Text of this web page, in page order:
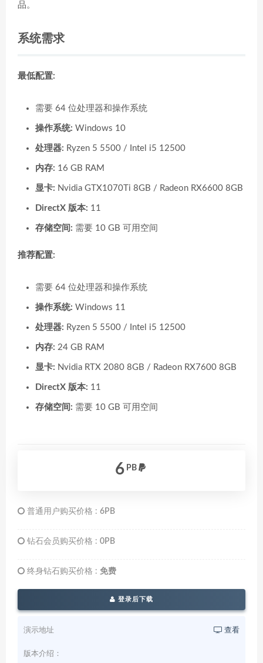
品。
系统需求
最低配置:
需要 64 位处理器和操作系统
操作系统: Windows 10
处理器: Ryzen 5 5500 / Intel i5 12500
内存: 16 GB RAM
显卡: Nvidia GTX1070Ti 8GB / Radeon RX6600 8GB
DirectX 版本: 11
存储空间: 需要 10 GB 可用空间
推荐配置:
需要 64 位处理器和操作系统
操作系统: Windows 11
处理器: Ryzen 5 5500 / Intel i5 12500
内存: 24 GB RAM
显卡: Nvidia RTX 2080 8GB / Radeon RX7600 8GB
DirectX 版本: 11
存储空间: 需要 10 GB 可用空间
6 PB
普通用户购买价格 : 6PB
钻石会员购买价格 : 0PB
终身钻石购买价格 : 免费
登录后下载
演示地址 查看
版本介绍：